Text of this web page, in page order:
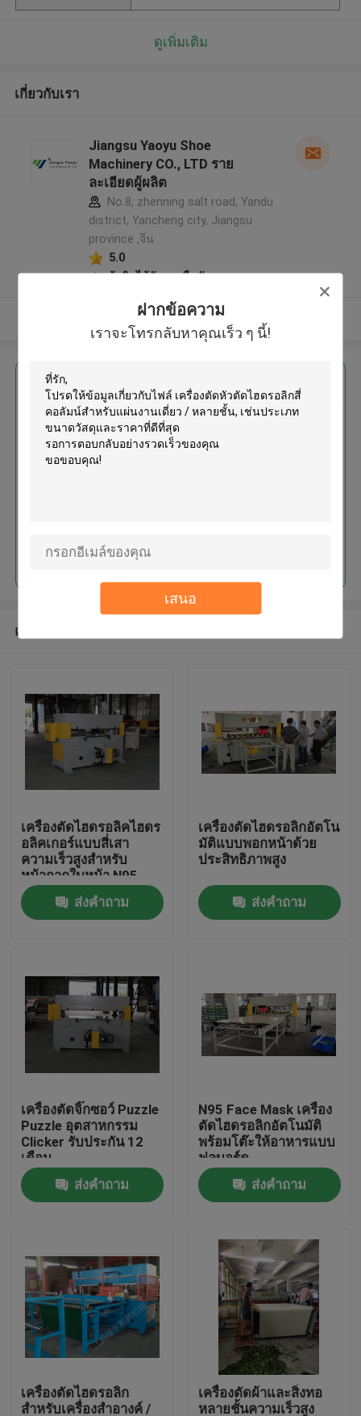
ฝากข้อความ
เราจะโทรกลับหาคุณเร็ว ๆ นี้!
เสนอ
สินค้า
เกี่ยวกับเรา
ทัวร์โรงงาน
ควบคุมคุณภาพ
ติดต่อเรา
ขอใบเสนอราคา
เครื่องตัดไฮดรอลิก
กดเครื่องตัดไฮดรอลิก
เครื่องตัดแขนสว่านแบบไฮดรอลิค
ดูเพิ่มเติม
เกี่ยวกับเรา
Jiangsu Yaoyu Shoe
Machinery CO., LTD ราย
ละเอียดผู้ผลิต
No.8, zhenning salt road, Yandu
district, Yancheng city, Jiangsu
province ,จีน
5.0
ผู้ผลิตได้รับการยืนยัน
ดูเพิ่มเติม
เครื่องตัดหัวตัดไฮดรอลิกสี่คอลัมน์
สำหรับแผ่นงานเดี่ยว / หลายชั้น
แนะนำผลิตภัณฑ์
เครื่องตัดไฮดรอลิคไฮดร
อลิคเกอร์แบบสี่เสา
ความเร็วสูงสำหรับ
หน้ากากใบหน้า N95
ส่งคำถาม
เครื่องตัดไฮดรอลิกอัตโน
มัติแบบพอกหน้าด้วย
ประสิทธิภาพสูง
ส่งคำถาม
เครื่องตัดจิ๊กซอว์ Puzzle
Puzzle อุตสาหกรรม
Clicker รับประกัน 12
เดือน
ส่งคำถาม
N95 Face Mask เครื่อง
ตัดไฮดรอลิกอัตโนมัติ
พร้อมโต๊ะให้อาหารแบบ
ฟูลบอร์ด
ส่งคำถาม
เครื่องตัดไฮดรอลิก
สำหรับเครื่องสำอางค์ /
เครื่องตัดผ้าและสิ่งทอ
หลายชั้นความเร็วสูง